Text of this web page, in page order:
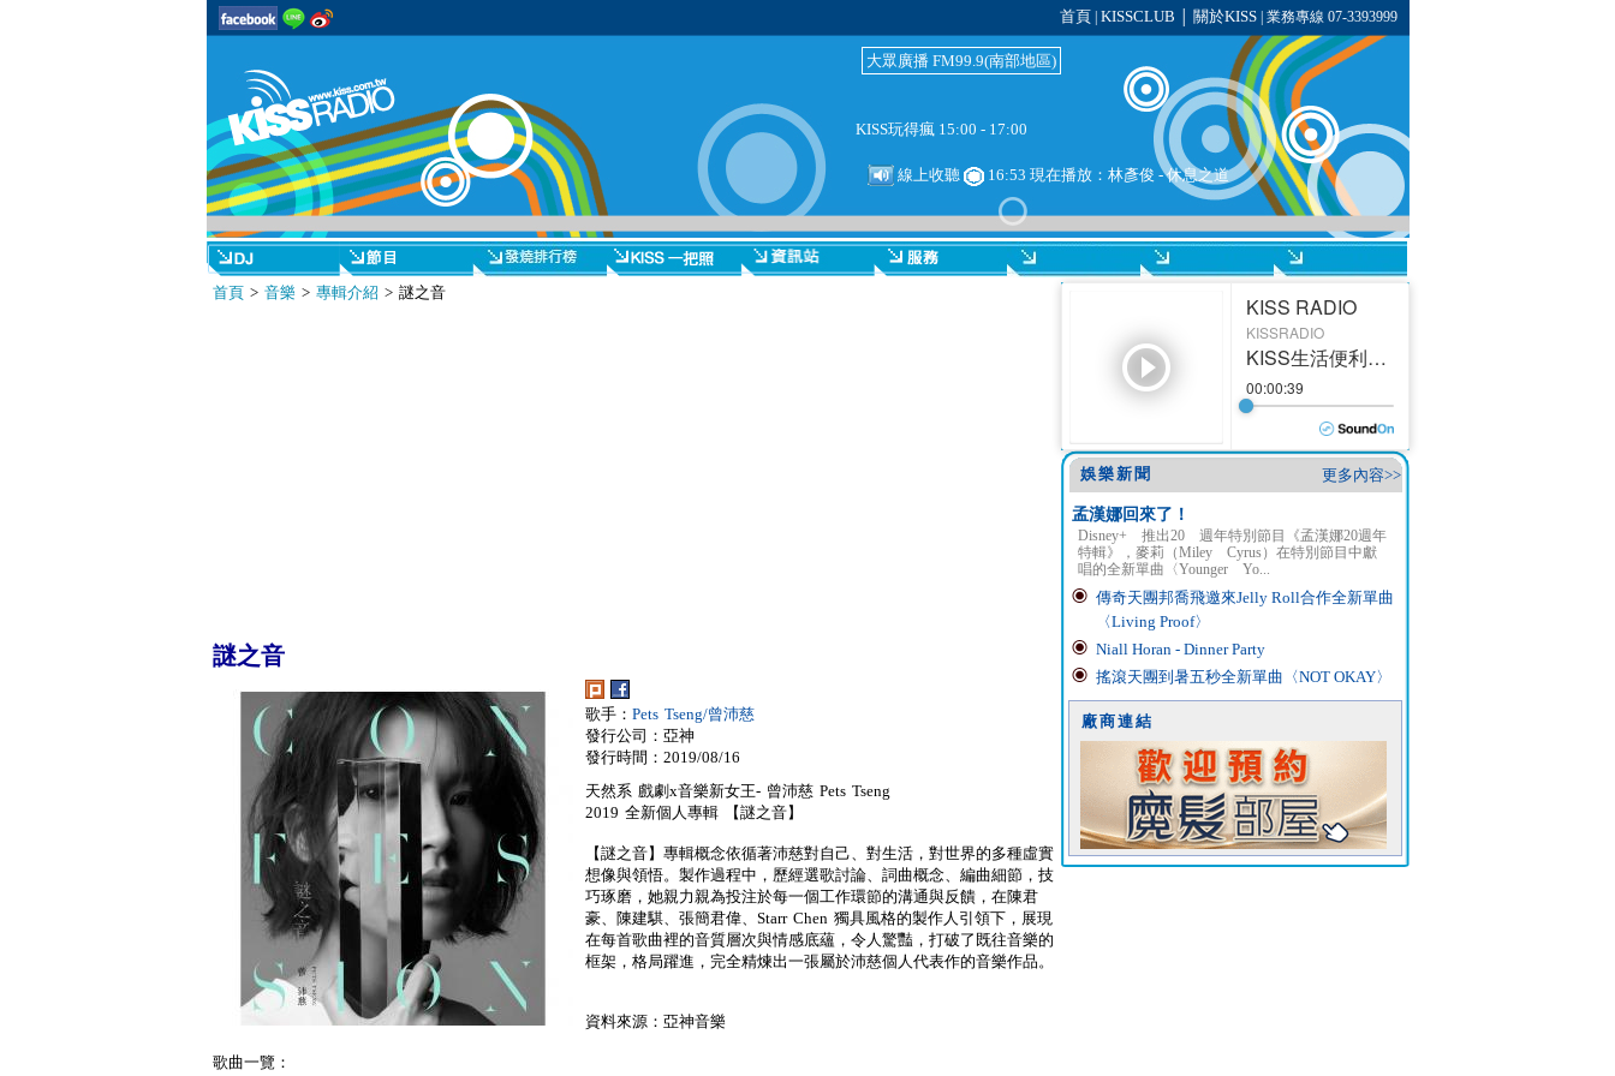
首頁 KISSCLUB 關於KISS| 業務專線 07-3393999
大眾廣播 FM99.9(南部地區)
KISS玩得瘋 15:00 - 17:00
線上收聽 16:53 現在播放：林彥俊 - 休息之道
首頁> 音樂> 專輯介紹 > 謎之音
謎之音
歌手： Pets Tseng/曾沛慈
發行公司：亞神
發行時間：2019/08/16
天然系 戲劇x音樂新女王- 曾沛慈 Pets Tseng
2019 全新個人專輯 【謎之音】
【謎之音】專輯概念依循著沛慈對自己、對生活，對世界的多種虛實
想像與領悟。製作過程中，歷經選歌討論、詞曲概念、編曲細節，技
巧琢磨，她親力親為投注於每一個工作環節的溝通與反饋，在陳君
豪、陳建騏、張簡君偉、Starr Chen 獨具風格的製作人引領下，展現
在每首歌曲裡的音質層次與情感底蘊，令人驚豔，打破了既往音樂的
框架，格局躍進，完全精煉出一張屬於沛慈個人代表作的音樂作品。
資料來源：亞神音樂
歌曲一覽：
更多內容>>
娛樂新聞
孟漢娜回來了！
Disney+ 推出20 週年特別節目《孟漢娜20週年
特輯》，麥莉（Miley Cyrus）在特別節目中獻
唱的全新單曲〈Younger Yo...
傳奇天團邦喬飛邀來Jelly Roll合作全新單曲
〈Living Proof〉
Niall Horan - Dinner Party
搖滾天團到暑五秒全新單曲〈NOT OKAY〉
廠商連結